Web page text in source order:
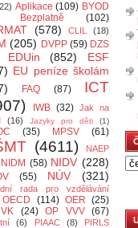
Aplikace (109) BYOD
Bezplatně (102)
(578) CLIL (18)
(205) DVPP (59) DZS
EDUin (852)
ESF
EU peníze školám
FAQ (87)
ICT
IWB (32) Jak na
(16) Jazyky pro děti (1)
(35) MPSV (61)
(4611)
NAEP
NIDM (58) NIDV (228)
(55) NÚV (321)
rada pro vzdělávání
OECD (114) OER (25)
(24) OP VVV (67)
(6) PIAAC (8)
PIRLS